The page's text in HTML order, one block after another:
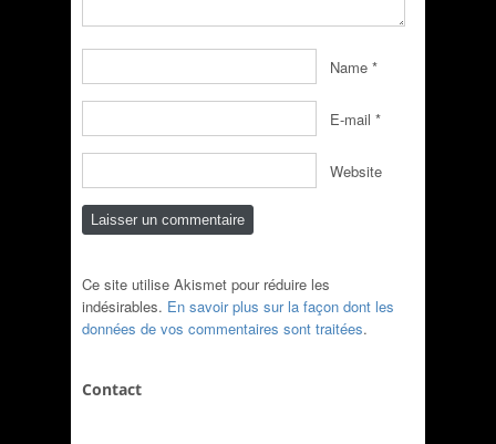
Name *
E-mail *
Website
Ce site utilise Akismet pour réduire les
indésirables. En savoir plus sur la façon dont les
données de vos commentaires sont traitées.
Contact